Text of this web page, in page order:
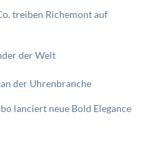
treiben Richemont auf
der Welt
der Uhrenbranche
lanciert neue Bold Elegance